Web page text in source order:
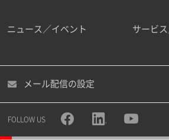
ニュース／イベント サービ
メール配信の設定
FOLLOW US